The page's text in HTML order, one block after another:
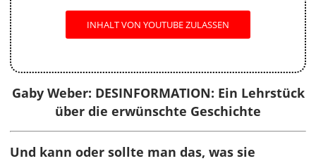
INHALT VON YOUTUBE ZULASSEN
Gaby Weber: DESINFORMATION: Ein Lehrstück
über die erwünschte Geschichte
Und kann oder sollte man das, was sie